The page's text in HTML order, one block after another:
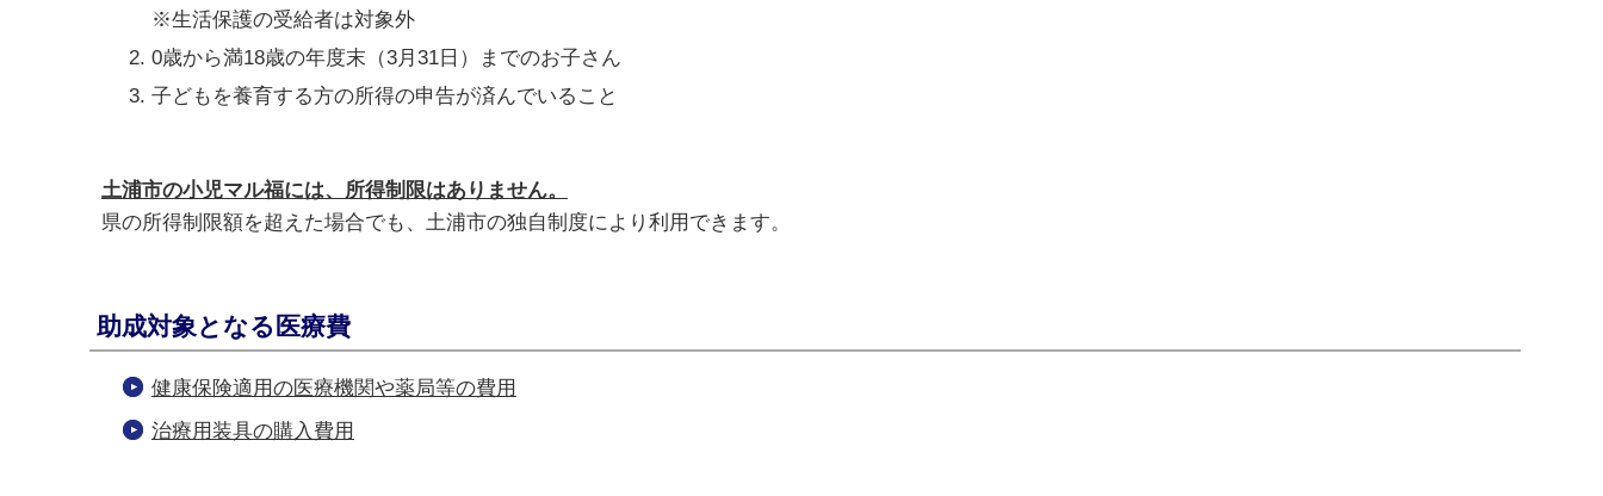
※生活保護の受給者は対象外
0歳から満18歳の年度末（3月31日）までのお子さん
子どもを養育する方の所得の申告が済んでいること
土浦市の小児マル福には、所得制限はありません。
県の所得制限額を超えた場合でも、土浦市の独自制度により利用できます。
助成対象となる医療費
健康保険適用の医療機関や薬局等の費用
治療用装具の購入費用